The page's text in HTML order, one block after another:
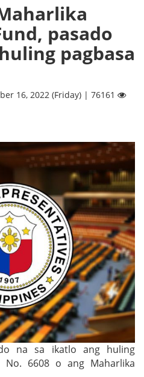
pasado
pagbasa
16, 2022 (Friday) | 76161
na sa ikatlo ang huling
No. 6608 o ang Maharlika